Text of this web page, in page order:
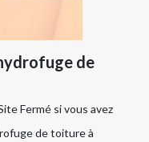
de
Fermé si vous avez
de toiture à